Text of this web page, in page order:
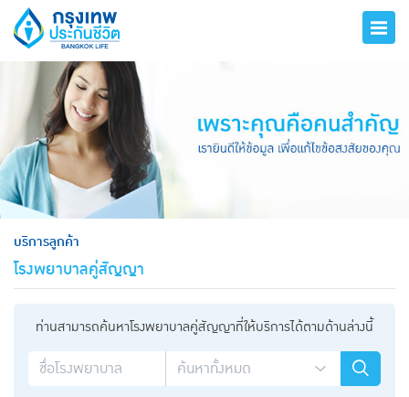
บริการลูกค้า
โรงพยาบาลคู่สัญญา
ท่านสามารถค้นหาโรงพยาบาลคู่สัญญาที่ให้บริการได้ตามด้านล่างนี้